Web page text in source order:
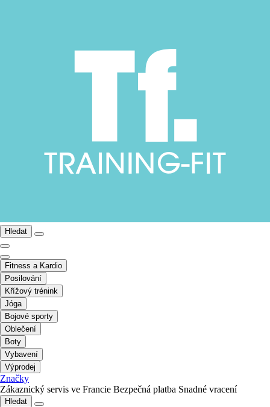
Hledat
Fitness a Kardio
Posilování
Křížový trénink
Jóga
Bojové sporty
Oblečení
Boty
Vybavení
Výprodej
Značky
Zákaznický servis ve Francie Bezpečná platba Snadné vracení
Hledat